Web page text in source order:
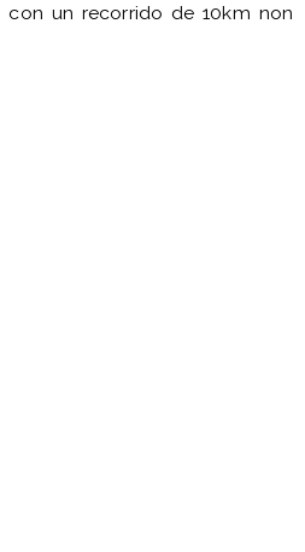
con un recorrido de 10km non